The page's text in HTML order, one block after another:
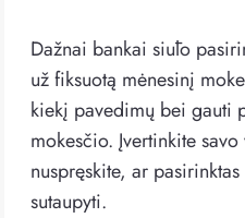
Dažnai bankai siūlo
už fiksuotą mėnesinį
kiekį pavedimų bei gauti
mokesčio. Įvertinkite
nuspręskite, ar
sutaupyti.